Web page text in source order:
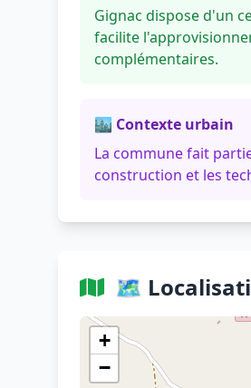
Gignac dispose d'un
facilite
complémentaires.
🏙️ Contexte urbain
La commune fait
construction et les
🗺️
+
−